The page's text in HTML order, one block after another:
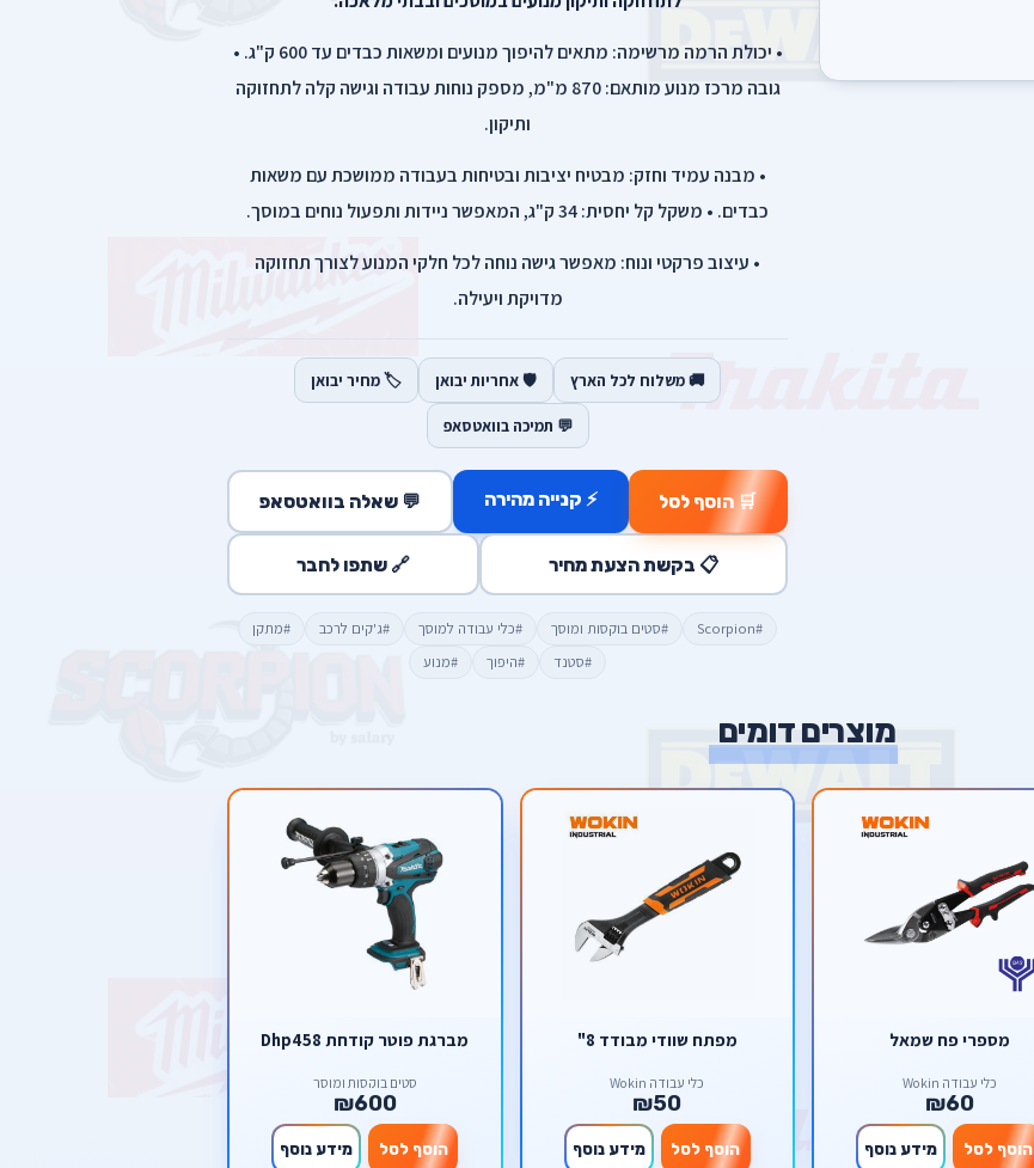
• יכולת הרמה מרשימה: מתאים להיפוך מנועים ומשאות כבדים עד 600 ק"ג. •
גובה מרכז מנוע מותאם: 870 מ"מ, מספק נוחות עבודה וגישה קלה לתחזוקה
ותיקון.
• מבנה עמיד וחזק: מבטיח יציבות ובטיחות בעבודה ממושכת עם משאות
כבדים. • משקל קל יחסית: 34 ק"ג, המאפשר ניידות ותפעול נוחים במוסך.
• עיצוב פרקטי ונוח: מאפשר גישה נוחה לכל חלקי המנוע לצורך תחזוקה
מדויקת ויעילה.
🚚 משלוח לכל הארץ 🛡️ אחריות יבואן 🏷️ מחיר יבואן
💬 תמיכה בוואטסאפ
🛒 הוסף לסל ⚡ קנייה מהירה 💬 שאלה בוואטסאפ
📋 בקשת הצעת מחיר 🔗 שתפו לחבר
#Scorpion #סטים בוקסות ומוסך #כלי עבודה למוסך #ג'קים לרכב
#מתקן
#סטנד
#היפוך #מנוע
מוצרים דומים
מספרי פח שמאל
כלי עבודה Wokin
₪60
הוסף לסל מידע נוסף
מפתח שוודי מבודד 8"
כלי עבודה Wokin
₪50
הוסף לסל מידע נוסף
מברגת פוטר קודחת Dhp458
סטים בוקסות ומוסך
₪600
הוסף לסל מידע נוסף